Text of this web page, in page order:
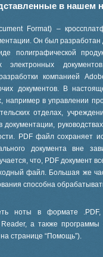
в нашем
Format) –
Он был
полиграфической
электронных
компанией
документов. В
например в управлении
отделах,
документации,
PDF файл сохраняет
документа вне
что, PDF документ
файл. Большая же
способна
ноты в формате
а также
странице “Помощь”).